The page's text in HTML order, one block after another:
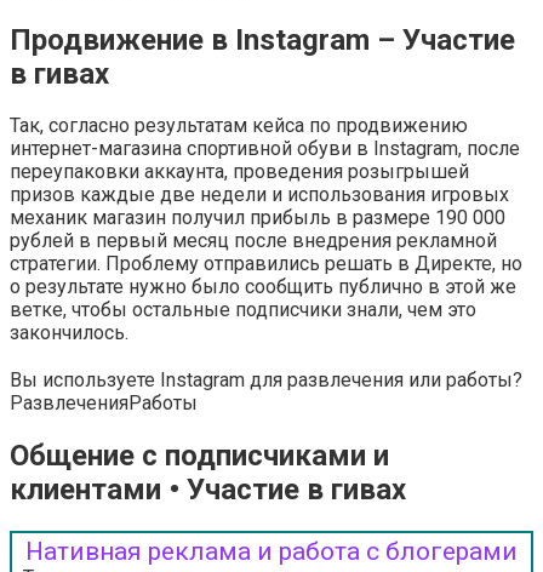
Продвижение в Instagram – Участие
в гивах
Так, согласно результатам кейса по продвижению
интернет-магазина спортивной обуви в Instagram, после
переупаковки аккаунта, проведения розыгрышей
призов каждые две недели и использования игровых
механик магазин получил прибыль в размере 190 000
рублей в первый месяц после внедрения рекламной
стратегии. Проблему отправились решать в Директе, но
о результате нужно было сообщить публично в этой же
ветке, чтобы остальные подписчики знали, чем это
закончилось.
Вы используете Instagram для развлечения или работы?
РазвлеченияРаботы
Общение с подписчиками и
клиентами • Участие в гивах
Нативная реклама и работа с блогерами